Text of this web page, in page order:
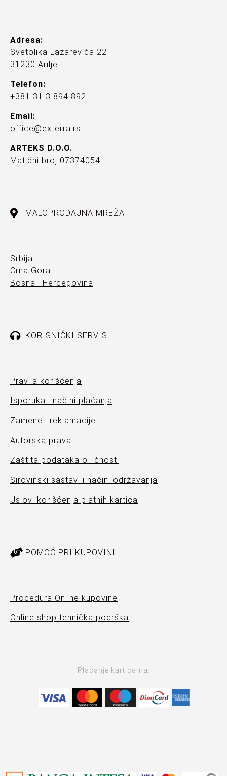
Adresa:
Svetolika Lazarevića 22
31230 Arilje
Telefon:
+381 31 3 894 892
Email:
office@exterra.rs
ARTEKS D.O.O.
Matični broj 07374054
MALOPRODAJNA MREŽA
Srbija
Crna Gora
Bosna i Hercegovina
KORISNIČKI SERVIS
Pravila korišćenja
Isporuka i načini plaćanja
Zamene i reklamacije
Autorska prava
Zaštita podataka o ličnosti
Sirovinski sastavi i načini održavanja
Uslovi korišćenja platnih kartica
POMOĆ PRI KUPOVINI
Procedura Online kupovine
Online shop tehnička podrška
Plaćanje karticama: